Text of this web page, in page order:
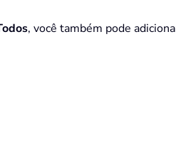
, você também pode